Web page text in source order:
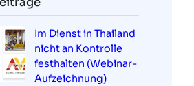
Im Dienst in Thailand
nicht an Kontrolle
festhalten (Webinar-
Aufzeichnung)